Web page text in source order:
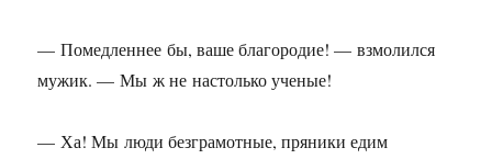
— Помедленнее бы, ваше благородие! — взмолился
мужик. — Мы ж не настолько ученые!
— Ха! Мы люди безграмотные, пряники едим